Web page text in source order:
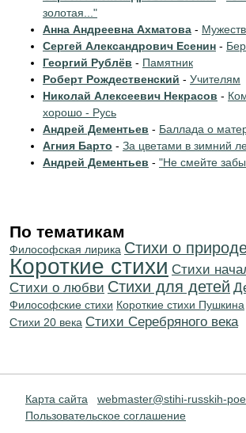
золотая..."
Анна Андреевна Ахматова -
Сергей Александрович Есенин -
Георгий Рублёв - Памятник
Роберт Рождественский - Учителям
Николай Алексеевич Некрасов -
хорошо - Русь
Андрей Дементьев - Баллада о
Агния Барто - За цветами в зимний
Андрей Дементьев - "Не смейте
По тематикам
Философская лирика Стихи о
Короткие стихи Cтихи
Стихи о любви Стихи для детей
Философские стихи Короткие стихи Пушкина
Стихи 20 века Cтихи Серебряного века
Карта сайта
webmaster@stihi-russkih-
Пользовательское соглашение